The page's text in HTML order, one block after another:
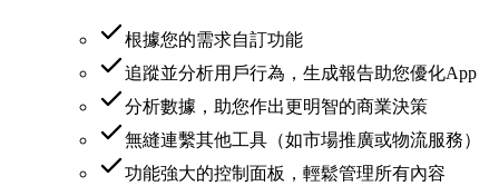
根據您的需求自訂功能
追蹤並分析用戶行為，生成報告助您優化App
分析數據，助您作出更明智的商業決策
無縫連繫其他工具（如市場推廣或物流服務）
功能強大的控制面板，輕鬆管理所有內容